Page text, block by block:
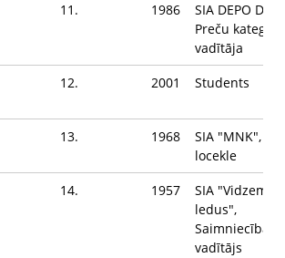
11. 1986
SIA DEPO DIY,
Preču
vadītāja
12. 2001 Students
13. 1968
SIA "MNK",
locekle
14. 1957
SIA "Vidzemes
ledus",
Saimniecības
vadītājs